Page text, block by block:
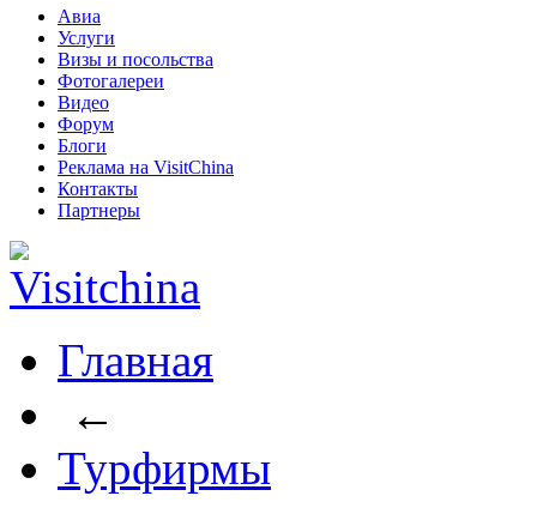
Авиа
Услуги
Визы и посольства
Фотогалереи
Видео
Форум
Блоги
Реклама на VisitChina
Контакты
Партнеры
Главная
←
Турфирмы